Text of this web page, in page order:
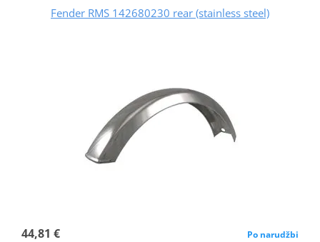
Fender RMS 142680230 rear (stainless steel)
44,81 € Po narudžbi